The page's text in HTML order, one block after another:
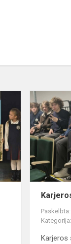
STEAM
konferencija
„Nenustoju
tyrinėti“
Karjeros